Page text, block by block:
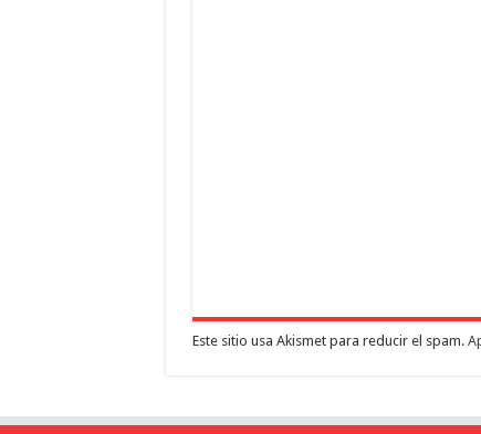
Este sitio usa Akismet para reducir el spam.